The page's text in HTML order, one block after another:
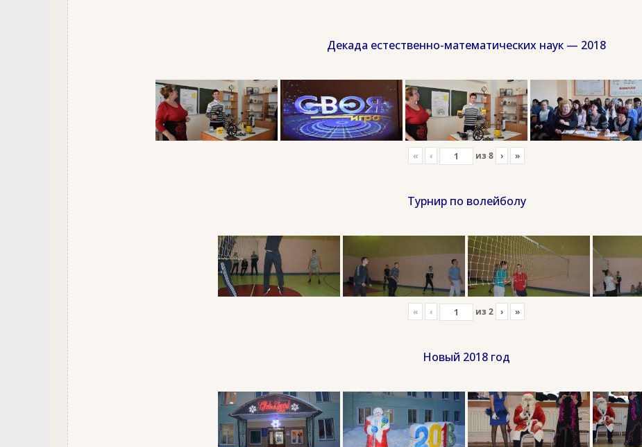
Декада естественно-математических наук — 2018
« ‹ из 8 › »
Турнир по волейболу
« ‹ из 2 › »
Новый 2018 год